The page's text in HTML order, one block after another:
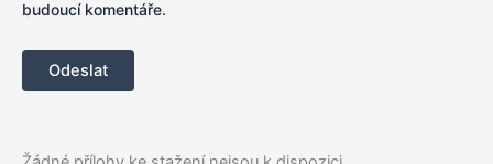
budoucí komentáře.